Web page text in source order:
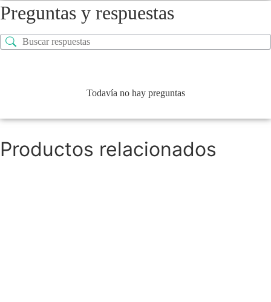
Preguntas y respuestas
Todavía no hay preguntas
Productos relacionados